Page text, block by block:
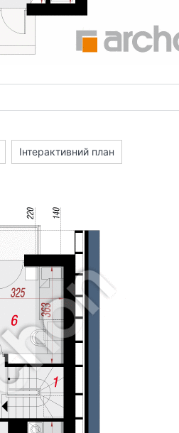
Інтерактивний план